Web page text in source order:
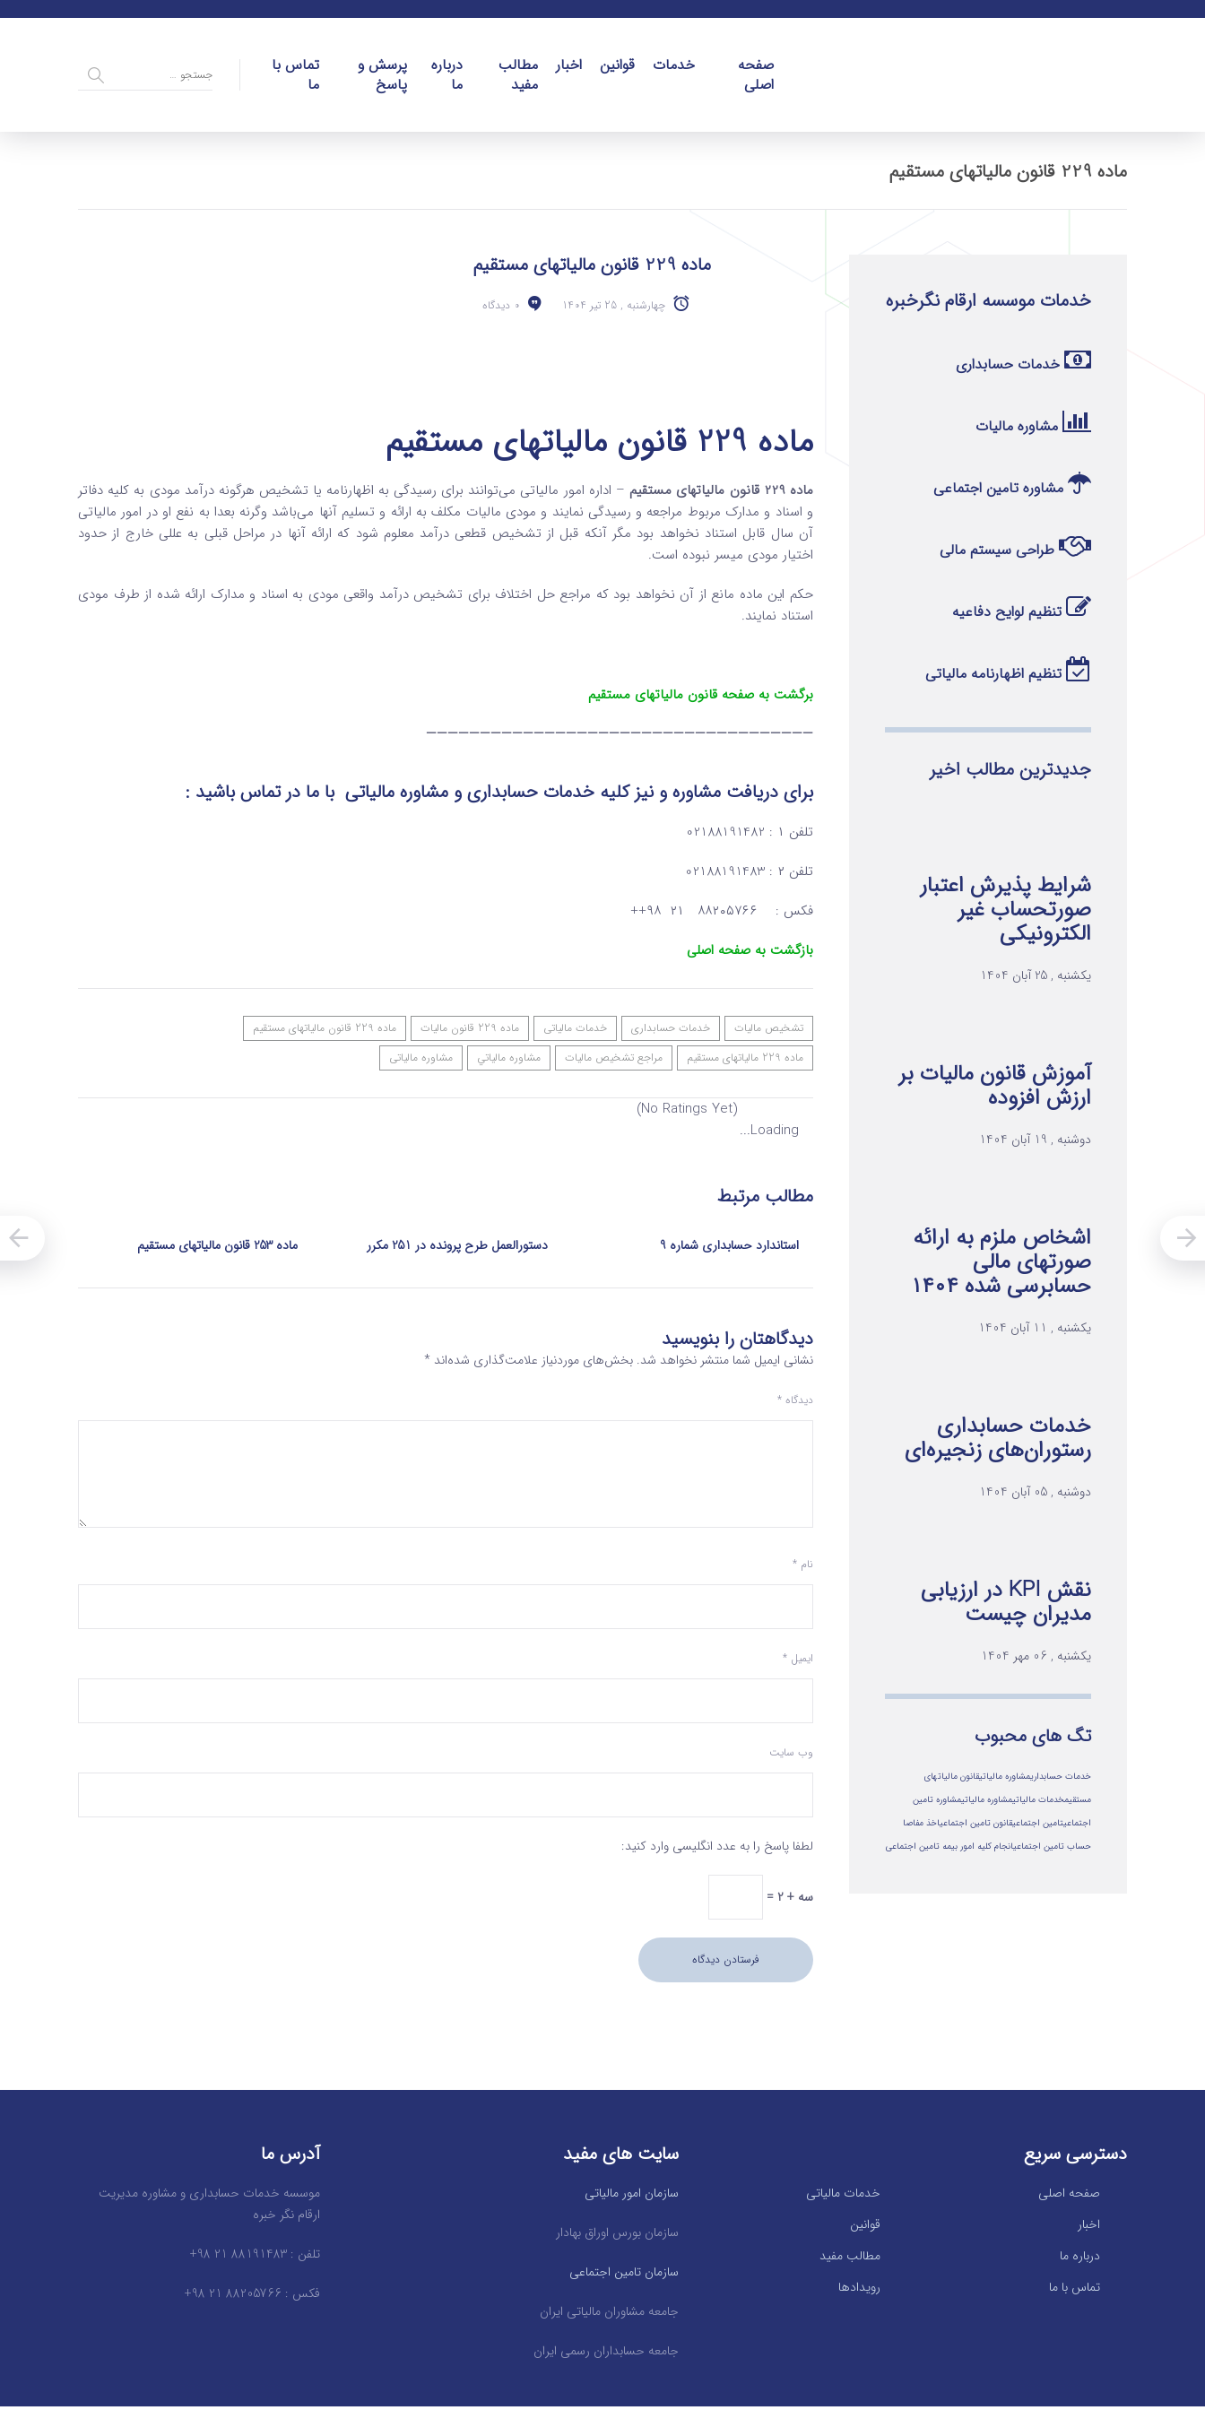
صفحه
اصلی
خدمات قوانین اخبار
مطالب
مفید
درباره
ما
پرسش و
پاسخ
تماس با
ما
ماده 229 قانون مالیاتهای مستقیم
ماده 229 قانون مالیاتهای مستقیم
چهارشنبه , 25 تیر 1404 0 دیدگاه
ماده 229 قانون مالیاتهای مستقیم
ماده 229 قانون مالیاتهای مستقیم
– ‌اداره امور مالیاتی می‌توانند برای رسیدگی به اظهارنامه یا تشخیص هرگونه درآمد مودی به کلیه دفاتر
و اسناد و مدارک مربوط مراجعه ‌و رسیدگی نمایند و مودی مالیات مکلف به ارائه و تسلیم آنها می‌باشد وگرنه بعدا به نفع او در امور مالیاتی
آن سال قابل استناد نخواهد بود مگر آن­که ‌قبل از تشخیص قطعی درآمد معلوم شود که ارائه آنها در مراحل قبلی به عللی خارج از حدود
اختیار مودی میسر نبوده است.
حکم این ماده مانع از آن نخواهد بود که مراجع حل اختلاف برای تشخیص درآمد واقعی مودی به اسناد و مدارک ارائه شده از طرف مودی
استناد ‌نمایند.
برگشت به صفحه قانون مالیاتهای مستقیم
————————————————————————————————————
برای دریافت مشاوره و نیز کلیه خدمات حسابداری و مشاوره مالیاتیبا ما در تماسباشید :
تلفن ۱ : 02188191482
تلفن ۲ : 02188191483
فکس : ۸۸۲۰۵۷۶۶ ۲۱ ۹۸++
بازگشت به صفحه اصلی
تشخیص مالیات خدمات حسابداری خدمات مالیاتی ماده 229 قانون مالیات
ماده 229 قانون مالیاتهای مستقیم
ماده 229 مالیاتهای مستقیم
مراجع تشخیص مالیات مشاوره مالياتي مشاوره مالیاتی
(No Ratings Yet)
Loading...
مطالب مرتبط
ماده 253 قانون مالیاتهای مستقیم دستورالعمل طرح پرونده در 251 مکرر استاندارد حسابداری شماره 9
دیدگاهتان را بنویسید
نشانی ایمیل شما منتشر نخواهد شد. بخش‌های موردنیاز علامت‌گذاری شده‌اند *
دیدگاه *
نام *
ایمیل *
وب‌ سایت
لطفا پاسخ را به عدد انگلیسی وارد کنید:
سه + 2 =
خدمات موسسه ارقام نگرخبره
خدمات حسابداری
مشاوره مالیات
مشاوره تامین اجتماعی
طراحی سیستم مالی
تنظیم لوایح دفاعیه
تنظیم اظهارنامه مالیاتی
جدیدترین مطالب اخیر
شرایط پذیرش اعتبار
صورتحساب غیر
الکترونیکی
یکشنبه , 25 آبان 1404
آموزش قانون مالیات بر
ارزش افزوده
دوشنبه , 19 آبان 1404
اشخاص ملزم به ارائه
صورتهای مالی
حسابرسی شده ۱۴۰۴
یکشنبه , 11 آبان 1404
خدمات حسابداری
رستوران‌های زنجیره‌ای
دوشنبه , 05 آبان 1404
نقش KPI در ارزیابی
مدیران چیست
یکشنبه , 06 مهر 1404
تگ های محبوب
خدمات حسابداریمشاوره مالیاتیقانون مالیاتهای
مستقیمخدمات مالیاتیمشاوره مالياتيمشاوره تامین
اجتماعیتامین اجتماعیقانون تامین اجتماعیاخذ مفاصا
حساب تامین اجتماعیانجام کلیه امور بیمه تامین اجتماعی
آدرس ما
موسسه خدمات حسابداری و مشاوره مدیریت
ارقام نگر خبره
تلفن : 88191483 21 98+
فکس : 88205766 21 98+
سایت های مفید
سازمان امور مالیاتی
سازمان بورس اوراق بهادار
سازمان تامین اجتماعی
جامعه مشاوران مالیاتی ایران
جامعه حسابداران رسمی ایران
دسترسی سریع
خدمات مالیاتی
صفحه اصلی
قوانین
اخبار
مطالب مفید
درباره ما
رویدادها
تماس با ما